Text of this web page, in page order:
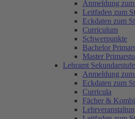
Anmeldung
Leitfaden zum
Eckdaten zum
Curriculum
Schwerpunkte
Bachelor
Master
Lehramt Sekundarstufe
Anmeldung
Eckdaten zum
Curricula
Fächer &